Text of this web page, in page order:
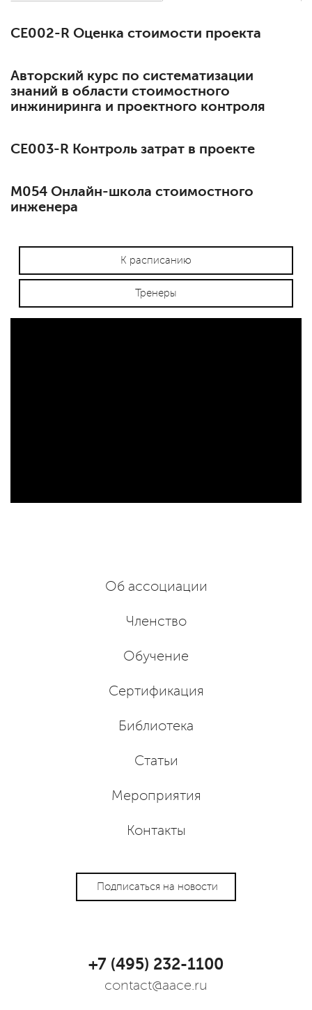
СЕ002-R Оценка стоимости проекта
Авторский курс по систематизации
знаний в области стоимостного
инжиниринга и проектного контроля
СЕ003-R Контроль затрат в проекте
М054 Онлайн-школа стоимостного
инженера
К расписанию
Тренеры
Об ассоциации
Членство
Обучение
Сертификация
Библиотека
Статьи
Мероприятия
Контакты
Подписаться на новости
+7 (495) 232-1100
contact@aace.ru